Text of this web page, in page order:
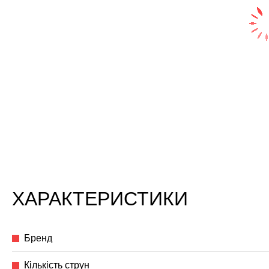
ХАРАКТЕРИСТИКИ
Бренд
Кількість струн